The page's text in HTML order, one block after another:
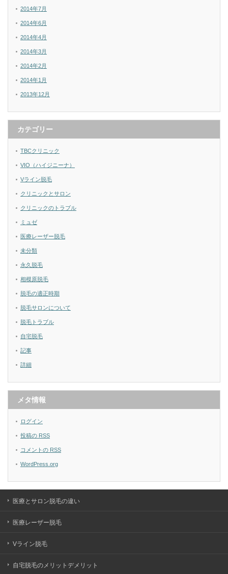
2014年7月
2014年6月
2014年4月
2014年3月
2014年2月
2014年1月
2013年12月
カテゴリー
TBCクリニック
VIO（ハイジニーナ）
Vライン脱毛
クリニックとサロン
クリニックのトラブル
ミュゼ
医療レーザー脱毛
未分類
永久脱毛
相模原脱毛
脱毛の適正時期
脱毛サロンについて
脱毛トラブル
自宅脱毛
記事
詳細
メタ情報
ログイン
投稿の RSS
コメントの RSS
WordPress.org
医療とサロン脱毛の違い
医療レーザー脱毛
Vライン脱毛
自宅脱毛のメリットデメリット